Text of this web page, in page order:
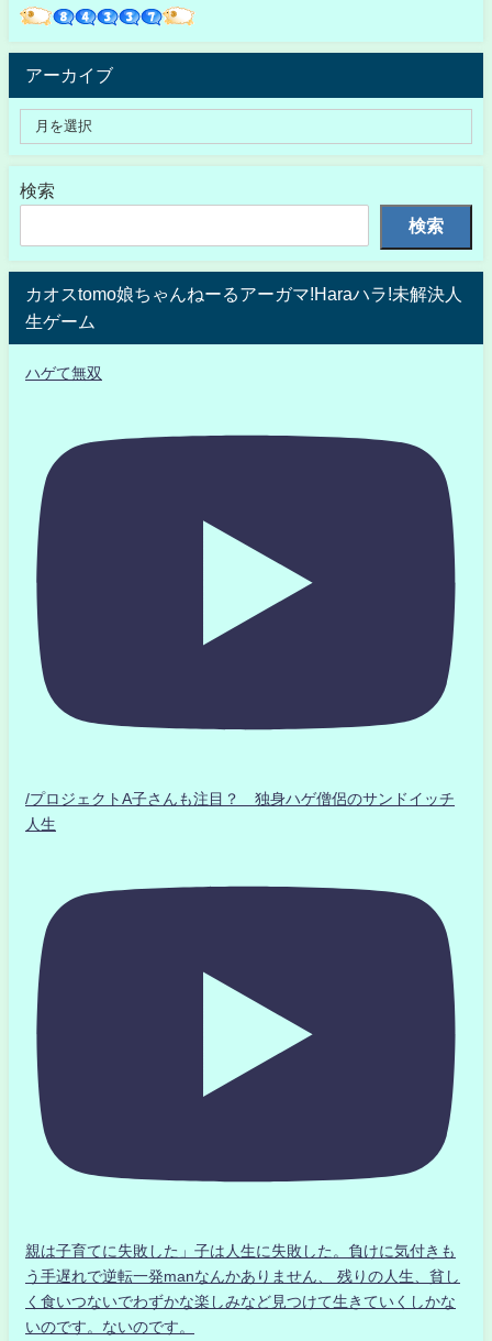
アーカイブ
検索
検索
カオスtomo娘ちゃんねーるアーガマ!Haraハラ!未解決人
生ゲーム
ハゲて無双
/プロジェクトA子さんも注目？ 独身ハゲ僧侶のサンドイッチ
人生
親は子育てに失敗した」子は人生に失敗した。負けに気付きも
う手遅れで逆転一発manなんかありません、 残りの人生、貧し
く食いつないでわずかな楽しみなど見つけて生きていくしかな
いのです。ないのです。